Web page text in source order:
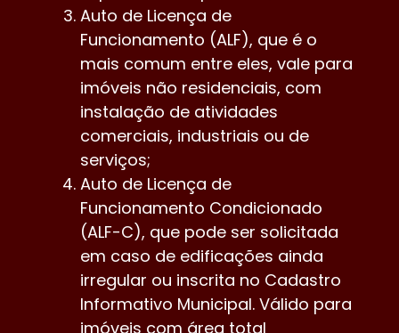
Auto de Licença de
Funcionamento (ALF), que é o
mais comum entre eles, vale para
imóveis não residenciais, com
instalação de atividades
comerciais, industriais ou de
serviços;
Auto de Licença de
Funcionamento Condicionado
(ALF-C), que pode ser solicitada
em caso de edificações ainda
irregular ou inscrita no Cadastro
Informativo Municipal. Válido para
imóveis com área total